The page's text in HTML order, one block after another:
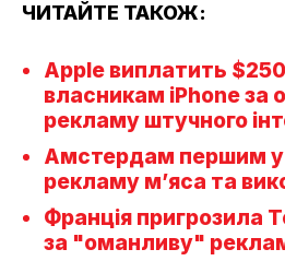
ЧИТАЙТЕ ТАКОЖ:
Apple виплатить
власникам iPhone за
рекламу штучного
Амстердам першим у
рекламу м’яса та
Франція пригрозила
за "оманливу"